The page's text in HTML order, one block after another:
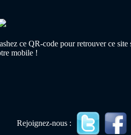
ce QR-code pour retrouver ce site
mobile !
Rejoignez-nous :